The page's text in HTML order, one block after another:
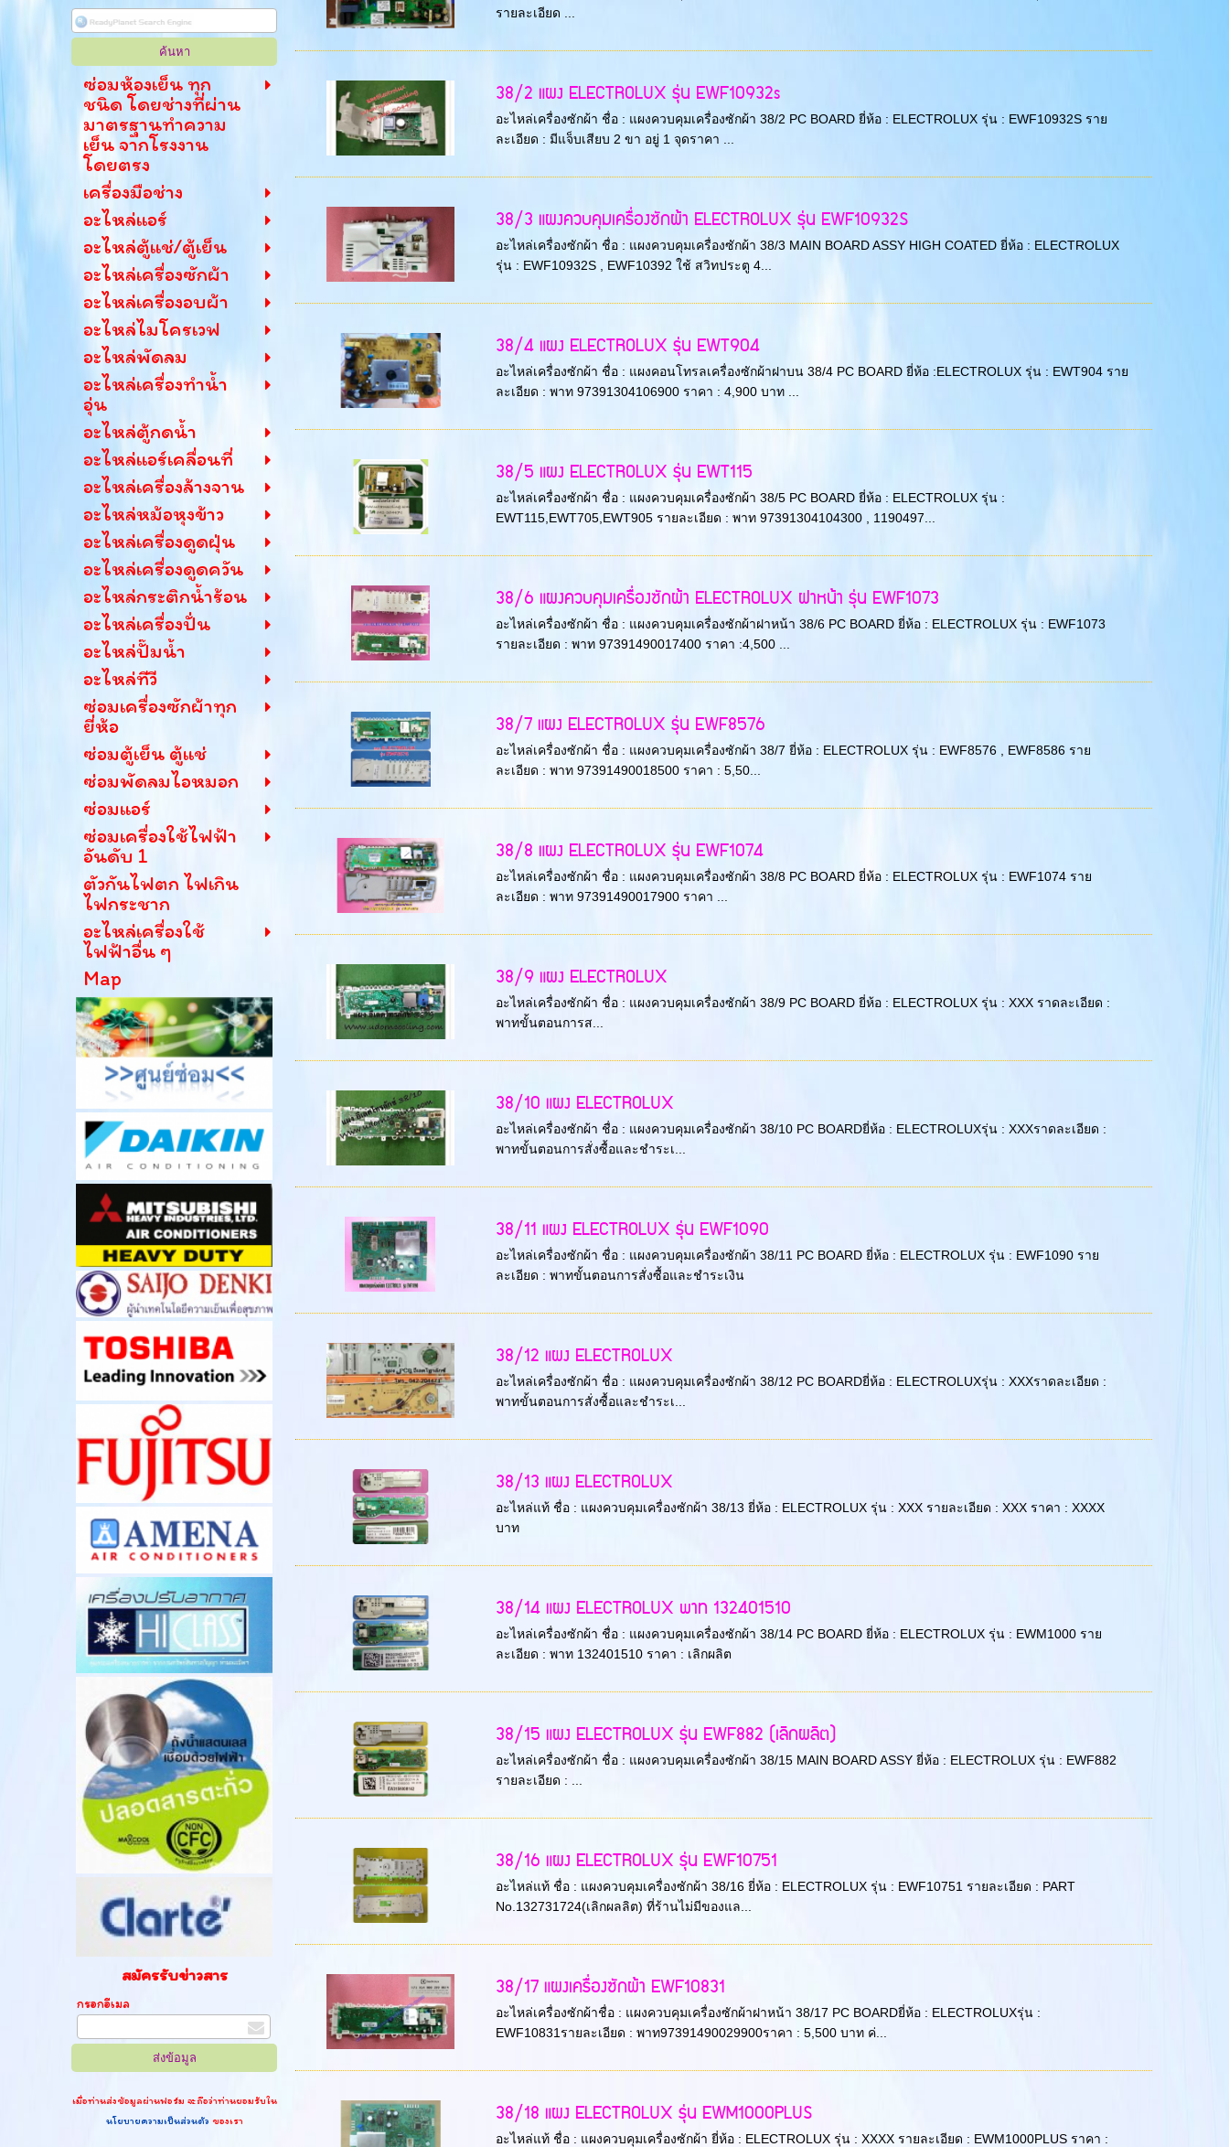
ซ่อมห้องเย็น ทุก
ชนิด โดยช่างที่ผ่าน
มาตรฐานทำความ
เย็น จากโรงงาน
โดยตรง
เครื่องมือช่าง
อะไหล่แอร์
อะไหล่ตู้แช่/ตู้เย็น
อะไหล่เครื่องซักผ้า
อะไหล่เครื่องอบผ้า
อะไหล่ไมโครเวฟ
อะไหล่พัดลม
อะไหล่เครื่องทำน้ำ
อุ่น
อะไหล่ตู้กดน้ำ
อะไหล่แอร์เคลื่อนที่
อะไหล่เครื่องล้างจาน
อะไหล่หม้อหุงข้าว
อะไหล่เครื่องดูดฝุ่น
อะไหล่เครื่องดูดควัน
อะไหล่กระติกน้ำร้อน
อะไหล่เครื่องปั่น
อะไหล่ปั๊มน้ำ
อะไหล่ทีวี
ซ่อมเครื่องซักผ้าทุก
ยี่ห้อ
ซ่อมตู้เย็น ตู้แช่
ซ่อมพัดลมไอหมอก
ซ่อมแอร์
ซ่อมเครื่องใช้ไฟฟ้า
อันดับ 1
ตัวกันไฟตก ไฟเกิน
ไฟกระชาก
อะไหล่เครื่องใช้
ไฟฟ้าอื่น ๆ
Map
สมัครรับข่าวสาร
กรอกอีเมล
เมื่อท่านส่งข้อมูลผ่านฟอร์ม จะถือว่าท่านยอมรับใน
นโยบายความเป็นส่วนตัว ของเรา
รายละเอียด ...
38/2 แผง ELECTROLUX รุ่น EWF10932s
อะไหล่เครื่องซักผ้า ชื่อ : แผงควบคุมเครื่องซักผ้า 38/2 PC BOARD ยี่ห้อ : ELECTROLUX รุ่น : EWF10932S ราย
ละเอียด : มีแจ็บเสียบ 2 ขา อยู่ 1 จุดราคา ...
38/3 แผงควบคุมเครื่องซักผ้า ELECTROLUX รุ่น EWF10932S
อะไหล่เครื่องซักผ้า ชื่อ : แผงควบคุมเครื่องซักผ้า 38/3 MAIN BOARD ASSY HIGH COATED ยี่ห้อ : ELECTROLUX
รุ่น : EWF10932S , EWF10392 ใช้ สวิทประตู 4...
38/4 แผง ELECTROLUX รุ่น EWT904
อะไหล่เครื่องซักผ้า ชื่อ : แผงคอนโทรลเครื่องซักผ้าฝาบน 38/4 PC BOARD ยี่ห้อ :ELECTROLUX รุ่น : EWT904 ราย
ละเอียด : พาท 97391304106900 ราคา : 4,900 บาท ...
38/5 แผง ELECTROLUX รุ่น EWT115
อะไหล่เครื่องซักผ้า ชื่อ : แผงควบคุมเครื่องซักผ้า 38/5 PC BOARD ยี่ห้อ : ELECTROLUX รุ่น :
EWT115,EWT705,EWT905 รายละเอียด : พาท 97391304104300 , 1190497...
38/6 แผงควบคุมเครื่องซักผ้า ELECTROLUX ฝาหน้า รุ่น EWF1073
อะไหล่เครื่องซักผ้า ชื่อ : แผงควบคุมเครื่องซักผ้าฝาหน้า 38/6 PC BOARD ยี่ห้อ : ELECTROLUX รุ่น : EWF1073
รายละเอียด : พาท 97391490017400 ราคา :4,500 ...
38/7 แผง ELECTROLUX รุ่น EWF8576
อะไหล่เครื่องซักผ้า ชื่อ : แผงควบคุมเครื่องซักผ้า 38/7 ยี่ห้อ : ELECTROLUX รุ่น : EWF8576 , EWF8586 ราย
ละเอียด : พาท 97391490018500 ราคา : 5,50...
38/8 แผง ELECTROLUX รุ่น EWF1074
อะไหล่เครื่องซักผ้า ชื่อ : แผงควบคุมเครื่องซักผ้า 38/8 PC BOARD ยี่ห้อ : ELECTROLUX รุ่น : EWF1074 ราย
ละเอียด : พาท 97391490017900 ราคา ...
38/9 แผง ELECTROLUX
อะไหล่เครื่องซักผ้า ชื่อ : แผงควบคุมเครื่องซักผ้า 38/9 PC BOARD ยี่ห้อ : ELECTROLUX รุ่น : XXX ราดละเอียด :
พาทขั้นตอนการส...
38/10 แผง ELECTROLUX
อะไหล่เครื่องซักผ้า ชื่อ : แผงควบคุมเครื่องซักผ้า 38/10 PC BOARDยี่ห้อ : ELECTROLUXรุ่น : XXXราดละเอียด :
พาทขั้นตอนการสั่งซื้อและชำระเ...
38/11 แผง ELECTROLUX รุ่น EWF1090
อะไหล่เครื่องซักผ้า ชื่อ : แผงควบคุมเครื่องซักผ้า 38/11 PC BOARD ยี่ห้อ : ELECTROLUX รุ่น : EWF1090 ราย
ละเอียด : พาทขั้นตอนการสั่งซื้อและชำระเงิน
38/12 แผง ELECTROLUX
อะไหล่เครื่องซักผ้า ชื่อ : แผงควบคุมเครื่องซักผ้า 38/12 PC BOARDยี่ห้อ : ELECTROLUXรุ่น : XXXราดละเอียด :
พาทขั้นตอนการสั่งซื้อและชำระเ...
38/13 แผง ELECTROLUX
อะไหล่แท้ ชื่อ : แผงควบคุมเครื่องซักผ้า 38/13 ยี่ห้อ : ELECTROLUX รุ่น : XXX รายละเอียด : XXX ราคา : XXXX
บาท
38/14 แผง ELECTROLUX พาท 132401510
อะไหล่เครื่องซักผ้า ชื่อ : แผงควบคุมเครื่องซักผ้า 38/14 PC BOARD ยี่ห้อ : ELECTROLUX รุ่น : EWM1000 ราย
ละเอียด : พาท 132401510 ราคา : เลิกผลิต
38/15 แผง ELECTROLUX รุ่น EWF882 (เลิกผลิต)
อะไหล่เครื่องซักผ้า ชื่อ : แผงควบคุมเครื่องซักผ้า 38/15 MAIN BOARD ASSY ยี่ห้อ : ELECTROLUX รุ่น : EWF882
รายละเอียด : ...
38/16 แผง ELECTROLUX รุ่น EWF10751
อะไหล่แท้ ชื่อ : แผงควบคุมเครื่องซักผ้า 38/16 ยี่ห้อ : ELECTROLUX รุ่น : EWF10751 รายละเอียด : PART
No.132731724(เลิกผลลิต) ที่ร้านไม่มีของแล...
38/17 แผงเครื่องซักผ้า EWF10831
อะไหล่เครื่องซักผ้าชื่อ : แผงควบคุมเครื่องซักผ้าฝาหน้า 38/17 PC BOARDยี่ห้อ : ELECTROLUXรุ่น :
EWF10831รายละเอียด : พาท97391490029900ราคา : 5,500 บาท ค่...
38/18 แผง ELECTROLUX รุ่น EWM1000PLUS
อะไหล่แท้ ชื่อ : แผงควบคุมเครื่องซักผ้า ยี่ห้อ : ELECTROLUX รุ่น : XXXX รายละเอียด : EWM1000PLUS ราคา :